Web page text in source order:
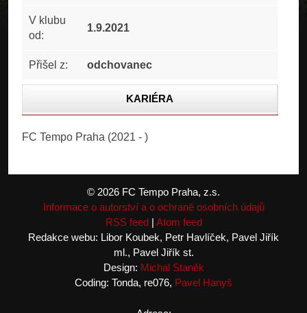
V klubu
od:
1.9.2021
Přišel z: odchovanec
KARIÉRA
FC Tempo Praha (2021 - )
© 2026 FC Tempo Praha, z.s.
Informace o autorství a o ochraně osobních údajů
RSS feed| Atom feed
Redakce webu: Libor Koubek, Petr Havlíček, Pavel Jiřík
ml., Pavel Jiřík st.
Design: Michal Staněk
Coding: Tonda, re076, Pavel Hanyš